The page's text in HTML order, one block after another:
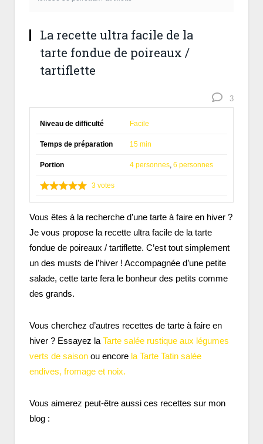
La recette ultra facile de la
tarte fondue de poireaux /
tartiflette
3
Niveau de difficulté Facile
Temps de préparation 15 min
Portion 4 personnes, 6 personnes
3 votes
Vous êtes à la recherche d’une tarte à faire en hiver ?
Je vous propose la recette ultra facile de la tarte
fondue de poireaux / tartiflette. C’est tout simplement
un des musts de l’hiver ! Accompagnée d’une petite
salade, cette tarte fera le bonheur des petits comme
des grands.
Vous cherchez d’autres recettes de tarte à faire en
hiver ? Essayez la Tarte salée rustique aux légumes
verts de saison ou encore la Tarte Tatin salée
endives, fromage et noix.
Vous aimerez peut-être aussi ces recettes sur mon
blog :